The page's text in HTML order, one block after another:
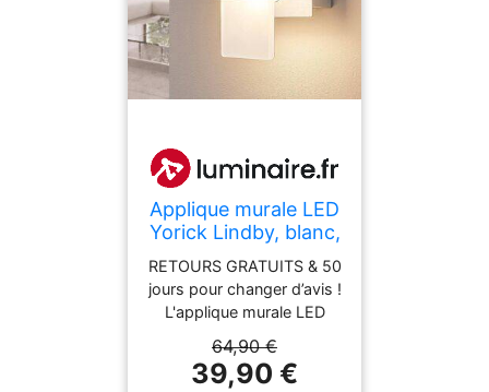
Applique murale LED
Yorick Lindby, blanc,
Chambre à coucher,
Matière Plastique,
Moderne, Applique
Murale LED
RETOURS GRATUITS & 50
jours pour changer d’avis !
L'applique murale LED
Risto offre une belle
lumière grâce à un cache
en plastique satiné. Un
64,90 €
39,90 €